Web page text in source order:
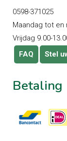
0598-371025
Maandag tot
Vrijdag 9.00-
FAQ
Stel
Betaling